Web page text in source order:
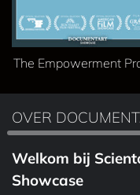
The Empowerment
OVER
Welkom bij
Showcase